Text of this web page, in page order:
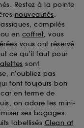
Restez à la pointe
nouveautés.
compilés
en coffret, vous
vous ont réservé
ce qu’il faut pour
sont
n’oubliez pas
font toujours bon
en terme de
on adore les mini-
ses bagages.
labellisés Clean at